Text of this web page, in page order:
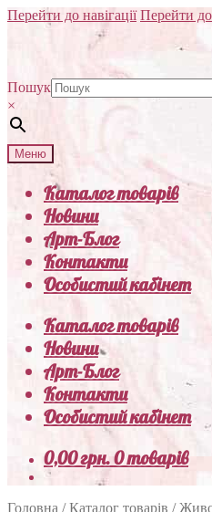
Перейти до навігації Перейти
Пошук
×
Меню
Каталог товарів
Новини
Арт-Блог
Контакти
Особистий кабінет
Каталог товарів
Новини
Арт-Блог
Контакти
Особистий кабінет
0,00грн.0 товарів
Головна /Каталог товарів /